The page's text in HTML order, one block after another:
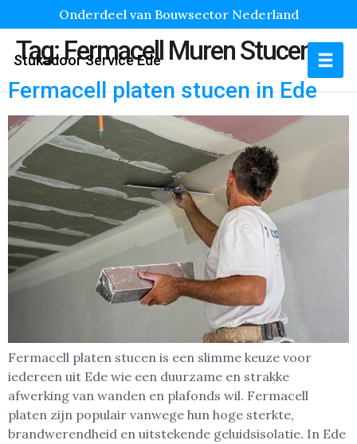
Onderdeel van Bouwsector Nederland
Stukadoor Service Ede
Tag:Fermacell Muren Stucen
Fermacell platen stucen in Ede
Fermacell platen stucen is een slimme keuze voor
iedereen uit Ede wie een duurzame en strakke
afwerking van wanden en plafonds wil. Fermacell
platen zijn populair vanwege hun hoge sterkte,
brandwerendheid en uitstekende geluidsisolatie. In Ede